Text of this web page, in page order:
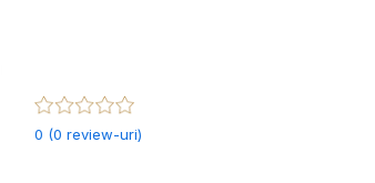
0 (0 review-uri)